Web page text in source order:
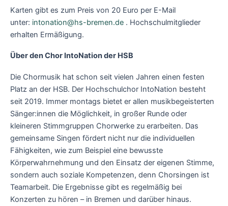
Karten gibt es zum Preis von 20 Euro per E-Mail
unter: intonation@hs-bremen.de . Hochschulmitglieder
erhalten Ermäßigung.
Über den Chor IntoNation der HSB
Die Chormusik hat schon seit vielen Jahren einen festen
Platz an der HSB. Der Hochschulchor IntoNation besteht
seit 2019. Immer montags bietet er allen musikbegeisterten
Sänger:innen die Möglichkeit, in großer Runde oder
kleineren Stimmgruppen Chorwerke zu erarbeiten. Das
gemeinsame Singen fördert nicht nur die individuellen
Fähigkeiten, wie zum Beispiel eine bewusste
Körperwahrnehmung und den Einsatz der eigenen Stimme,
sondern auch soziale Kompetenzen, denn Chorsingen ist
Teamarbeit. Die Ergebnisse gibt es regelmäßig bei
Konzerten zu hören – in Bremen und darüber hinaus.